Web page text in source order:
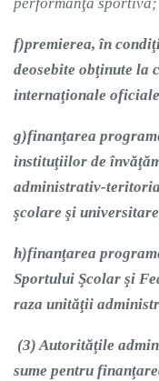
performanţă sportivă;
f)premierea, în
deosebite obţinute la
internaţionale
g)finanţarea
instituţiilor de
administrativ-
şcolare şi
h)finanţarea
Sportului Şcolar şi
raza unităţii
(3)Autorităţile
sume pentru